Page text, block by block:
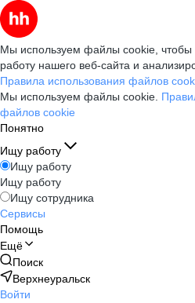
Мы используем файлы cookie, чтобы
работу нашего веб-сайта и
Правила использования файлов
Мы используем файлы cookie.
файлов cookie
Понятно
Ищу работу
Ищу работу
Ищу работу
Ищу сотрудника
Сервисы
Помощь
Ещё
Поиск
Верхнеуральск
Войти